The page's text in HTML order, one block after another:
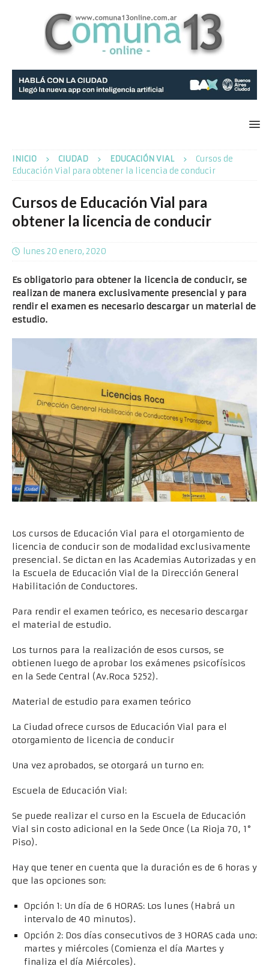
INICIO CIUDAD EDUCACIÓN VIAL
Cursos de
Educación Vial para obtener la licencia de conducir
Cursos de Educación Vial para
obtener la licencia de conducir
lunes 20 enero, 2020
Es obligatorio para obtener la licencia de conducir, se
realizan de manera exclusivamente presencial y para
rendir el examen es necesario descargar un material de
estudio.
Los cursos de Educación Vial para el otorgamiento de
licencia de conducir son de modalidad exclusivamente
presencial. Se dictan en las Academias Autorizadas y en
la Escuela de Educación Vial de la Dirección General
Habilitación de Conductores.
Para rendir el examen teórico, es necesario descargar
el material de estudio.
Los turnos para la realización de esos cursos, se
obtienen luego de aprobar los exámenes psicofísicos
en la Sede Central (Av.Roca 5252).
Material de estudio para examen teórico
La Ciudad ofrece cursos de Educación Vial para el
otorgamiento de licencia de conducir
Una vez aprobados, se otorgará un turno en:
Escuela de Educación Vial:
Se puede realizar el curso en la Escuela de Educación
Vial sin costo adicional en la Sede Once (La Rioja 70, 1°
Piso).
Hay que tener en cuenta que la duración es de 6 horas y
que las opciones son:
Opción 1: Un día de 6 HORAS: Los lunes (Habrá un
intervalo de 40 minutos).
Opción 2: Dos días consecutivos de 3 HORAS cada uno:
martes y miércoles (Comienza el día Martes y
finaliza el día Miércoles).